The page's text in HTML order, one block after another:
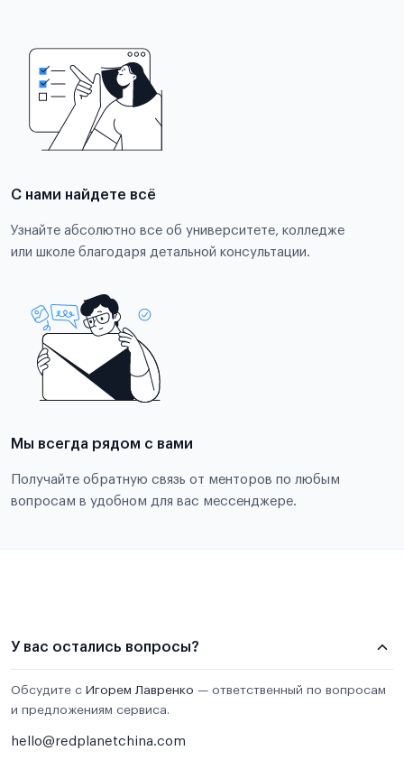
С нами найдете всё
Узнайте абсолютно все об университете, колледже
или школе благодаря детальной консультации.
Мы всегда рядом с вами
Получайте обратную связь от менторов по любым
вопросам в удобном для вас мессенджере.
У вас остались вопросы?
Обсудите с Игорем Лавренко — ответственный по вопросам
и предложениям сервиса.
hello@redplanetchina.com